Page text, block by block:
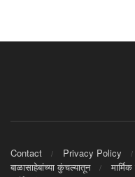
Contact Privacy Policy
बाळासाहेबांच्या कुंचल्यातून